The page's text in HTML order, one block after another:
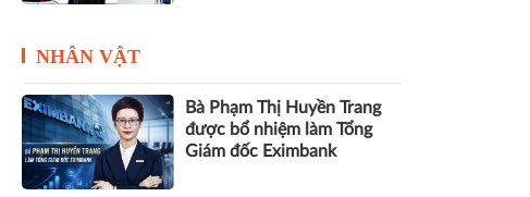
NHÂN VẬT
Bà Phạm Thị Huyền Trang
được bổ nhiệm làm Tổng
Giám đốc Eximbank